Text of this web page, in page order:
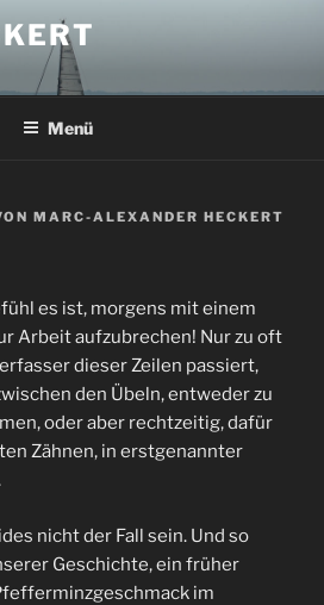
Menü
MARC-ALEXANDER HECKERT
es ist, morgens mit einem
Arbeit aufzubrechen! Nur zu oft
dieser Zeilen passiert,
den Übeln, entweder zu
oder aber rechtzeitig, dafür
Zähnen, in erstgenannter
nicht der Fall sein. Und so
Geschichte, ein früher
im